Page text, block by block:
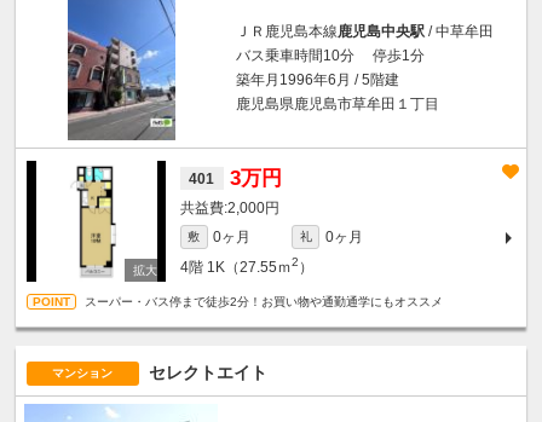
ＪＲ鹿児島本線鹿児島中央駅 / 中草牟田
バス乗車時間10分 停歩1分
築年月1996年6月 / 5階建
鹿児島県鹿児島市草牟田１丁目
401 3万円
2,000円
敷 0ヶ月 礼
0ヶ月
4階 1K（27.55ｍ2 ）
スーパー・バス停まで徒歩2分！お買い物や通勤通学にもオススメ
マンション セレクトエイト